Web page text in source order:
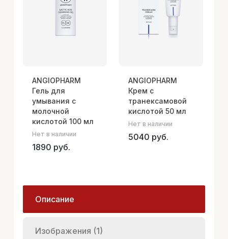
ANGIOPHARM
Гель для
умывания с
молочной
кислотой 100 мл
Нет в наличии
1890 руб.
ANGIOPHARM
Крем с
транексамовой
кислотой 50 мл
Нет в наличии
5040 руб.
Описание
Изображения (1)